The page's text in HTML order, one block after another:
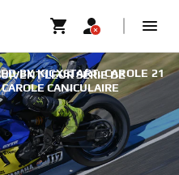
LEUR SÉRIE DE
CANICULAIRE
BY KICXSTART, CAROLE 21